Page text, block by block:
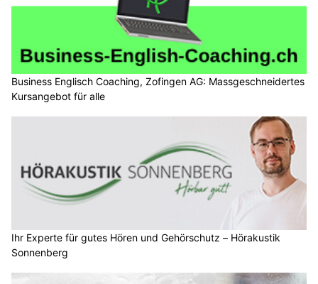
Business Englisch Coaching, Zofingen AG: Massgeschneidertes
Kursangebot für alle
Ihr Experte für gutes Hören und Gehörschutz – Hörakustik
Sonnenberg